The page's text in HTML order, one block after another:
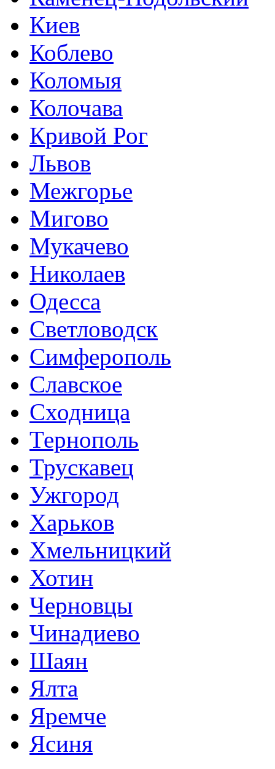
Киев
Коблево
Коломыя
Колочава
Кривой Рог
Львов
Межгорье
Мигово
Мукачево
Николаев
Одесса
Светловодск
Симферополь
Славское
Сходница
Тернополь
Трускавец
Ужгород
Харьков
Хмельницкий
Хотин
Черновцы
Чинадиево
Шаян
Ялта
Яремче
Ясиня